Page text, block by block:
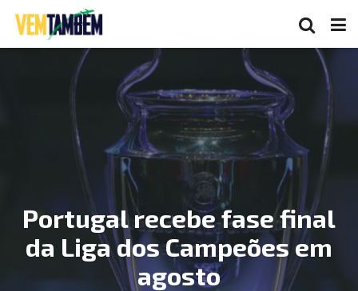
Portugal recebe fase final
da Liga dos Campeões em
agosto